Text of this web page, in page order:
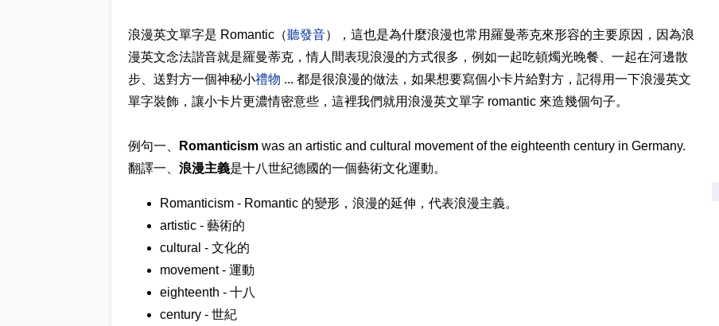
浪漫英文單字是 Romantic（聽發音），這也是為什麼浪漫也常用羅曼蒂克來形容的主要原因，因為浪
漫英文念法諧音就是羅曼蒂克，情人間表現浪漫的方式很多，例如一起吃頓燭光晚餐、一起在河邊散
步、送對方一個神秘小禮物 ... 都是很浪漫的做法，如果想要寫個小卡片給對方，記得用一下浪漫英文
單字裝飾，讓小卡片更濃情密意些，這裡我們就用浪漫英文單字 romantic 來造幾個句子。
例句一、 Romanticismwas an artistic and cultural movement of the eighteenth century in Germany.
翻譯一、 浪漫主義是十八世紀德國的一個藝術文化運動。
Romanticism - Romantic 的變形，浪漫的延伸，代表浪漫主義。
artistic - 藝術的
cultural - 文化的
movement - 運動
eighteenth - 十八
century - 世紀